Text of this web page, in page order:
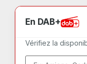
En DAB+
Vérifiez la